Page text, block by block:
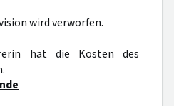
wird verworfen.
hat die Kosten des